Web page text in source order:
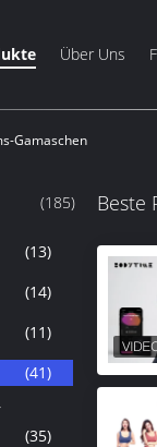
Über Uns
Gamaschen
(185)
(13)
(14)
(11)
(41)
(35)
Beste